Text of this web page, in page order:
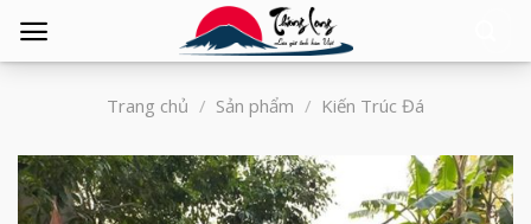
Trang chủ / Sản phẩm / Kiến Trúc Đá